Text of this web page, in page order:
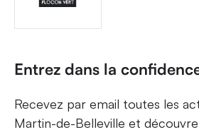
Entrez dans la
Recevez par email toutes les
Martin-de-Belleville et